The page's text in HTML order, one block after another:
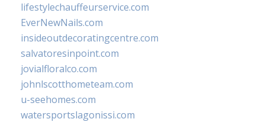
lifestylechauffeurservice.com
EverNewNails.com
insideoutdecoratingcentre.com
salvatoresinpoint.com
jovialfloralco.com
johnlscotthometeam.com
u-seehomes.com
watersportslagonissi.com